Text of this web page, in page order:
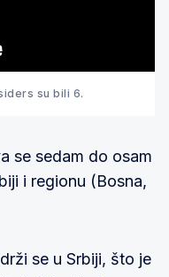
su bili 6.
se sedam do osam
i regionu (Bosna,
se u Srbiji, što je